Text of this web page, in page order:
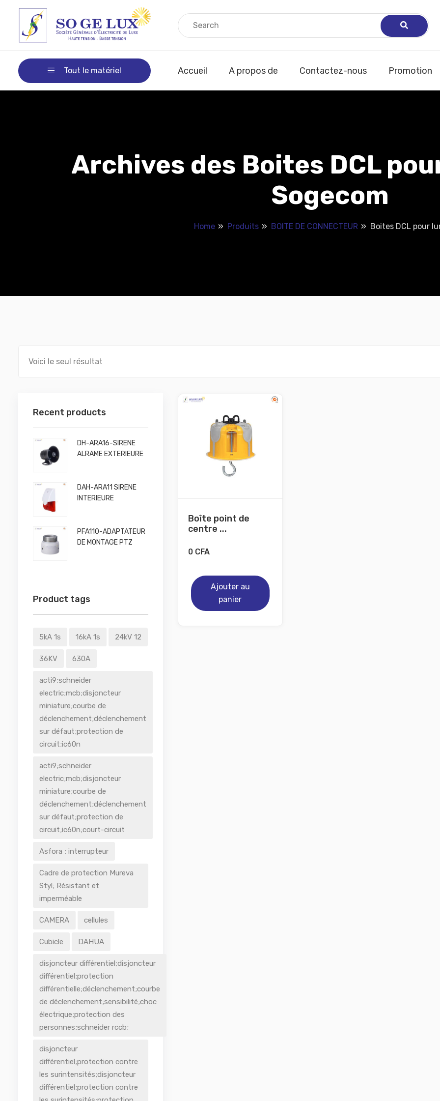
Tout le matériel Accueil A propos de Contactez-nous Promotion
Archives des Boites DCL
Sogecom
Home Produits BOITE DE CONNECTEUR Boites DCL pour
Voici le seul résultat
Recent products
DH-ARA16-SIRENE
ALRAME EXTERIEURE
DAH-ARA11 SIRENE
INTERIEURE
PFA110-ADAPTATEUR
DE MONTAGE PTZ
Product tags
5kA 1s 16kA 1s 24kV 12
36KV 630A
acti9;schneider
electric;mcb;disjoncteur
miniature;courbe de
déclenchement;déclenchement
sur défaut;protection de
circuit;ic60n
acti9;schneider
electric;mcb;disjoncteur
miniature;courbe de
déclenchement;déclenchement
sur défaut;protection de
circuit;ic60n;court-circuit
Asfora ; interrupteur
Cadre de protection Mureva
Styl; Résistant et
imperméable
CAMERA cellules
Cubicle DAHUA
disjoncteur différentiel;disjoncteur
différentiel;protection
différentielle;déclenchement;courbe
de déclenchement;sensibilité;choc
électrique;protection des
personnes;schneider rccb;
disjoncteur
différentiel;protection contre
les surintensités;disjoncteur
différentiel;protection contre
Boîte point de
centre ...
0 CFA
Ajouter au
panier